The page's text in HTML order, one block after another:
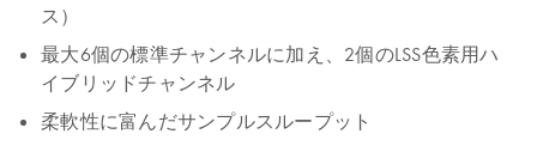
ス）
最大6個の標準チャンネルに加え、2個のLSS色素用ハ
イブリッドチャンネル
柔軟性に富んだサンプルスループット